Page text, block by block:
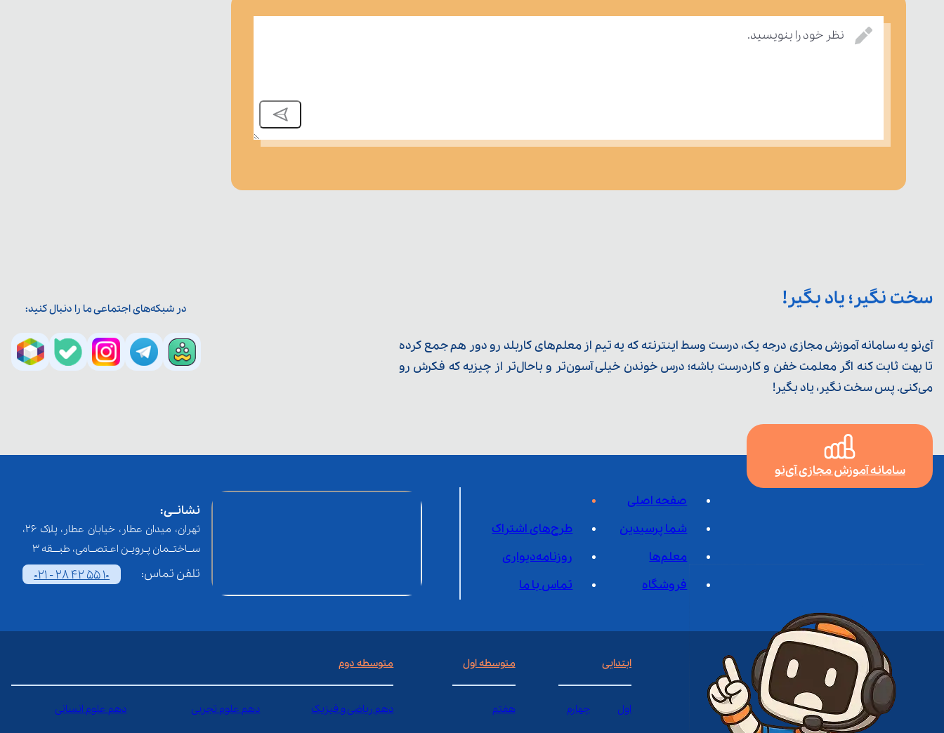
نظر خود را بنویسید.
سخت نگیر؛ یاد بگیر!
آی‌نو یه سامانه آموزش مجازی درجه یک، درست وسط اینترنته که یه تیم از معلم‌‌های کاربلد رو دور هم جمع کرده
تا بهت ثابت کنه اگر معلمت خفن و کاردرست باشه؛ درس خوندن خیلی آسون‌تر و باحال‌تر از چیزیه که فکرش رو
می‌کنی. پس سخت نگیر، یاد بگیر!
در شبکه‌های اجتماعی ما را دنبال کنید:
سامانه آموزش مجازی آی‌نو
صفحه اصلی
شما پرسیدین
طرح‌های اشتراک
معلم‌ها
روزنامه‌دیواری
فروشگاه
تماس با ما
نشانــی:
تهران، میدان عطار، خیابان عطار، پلاک 26،
ســاختــمان پـرویـن اعـتصــامی، طبـــقه 3
تلفن تماس: 021 - 28 42 55 10
ابتدایی
اول چهارم
متوسطه اول
هفتم
متوسطه دوم
دهم ریاضی و فیزیک دهم علوم تجربی دهم علوم انسانی